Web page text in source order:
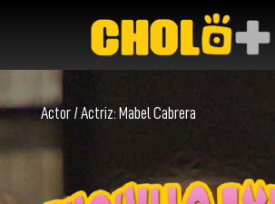
Actor / Actriz: Mabel Cabrera